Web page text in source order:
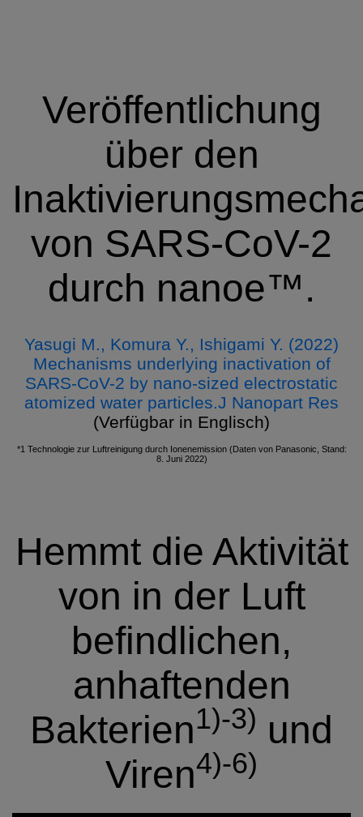
Veröffentlichung
über den
von SARS-CoV-2
durch nanoe™.
Yasugi M., Komura Y., Ishigami Y. (2022)
Mechanisms underlying inactivation of
SARS-CoV-2 by nano-sized electrostatic
atomized water particles.J Nanopart Res
(Verfügbar in Englisch)
*1 Technologie zur Luftreinigung durch Ionenemission (Daten von Panasonic, Stand:
8. Juni 2022)
Hemmt die Aktivität
von in der Luft
befindlichen,
anhaftenden
Bakterien1)-3) und
Viren4)-6)